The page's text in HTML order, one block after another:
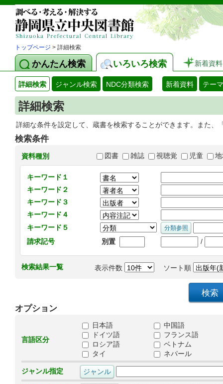
トップページ > 詳細検索
かんたん検索 いろいろ検索 新着資料
詳細検索 ジャンル検索 NDC分類検索 新着資料 テー
詳細検索
詳細な条件を設定して、蔵書を検索することができます。また
検索条件
資料種別 図書 雑誌 視聴覚 児童
キーワード１
キーワード２
キーワード３
キーワード４
キーワード５
請求記号
別置 /
検索結果一覧 表示件数 ソート順
オプション
言語区分
日本語
中国語
ドイツ語
フランス語
ロシア語
ベトナム
タイ
ネパール
ジャンル指定